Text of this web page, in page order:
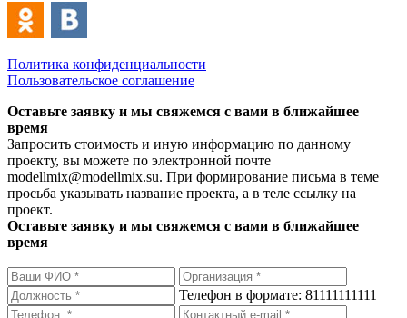
Политика конфиденциальности
Пользовательское соглашение
Оставьте заявку и мы свяжемся с вами в ближайшее
время
Запросить стоимость и иную информацию по данному
проекту, вы можете по электронной почте
modellmix@modellmix.su. При формирование письма в теме
просьба указывать название проекта, а в теле ссылку на
проект.
Оставьте заявку и мы свяжемся с вами в ближайшее
время
Телефон в формате: 81111111111